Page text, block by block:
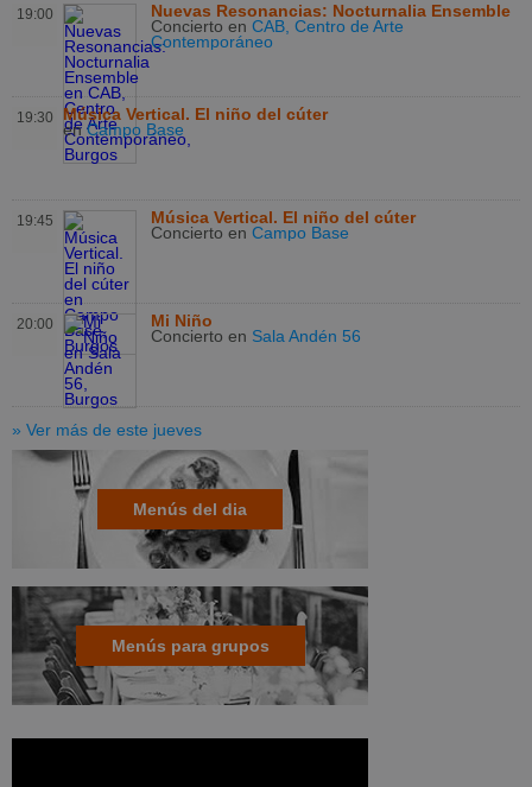
19:00
Nuevas Resonancias: Nocturnalia Ensemble
Concierto en CAB, Centro de Arte
Contemporáneo
19:30
Música Vertical. El niño del cúter
en Campo Base
19:45
Música Vertical. El niño del cúter
Concierto en Campo Base
20:00
Mi Niño
Concierto en Sala Andén 56
» Ver más de este jueves
Menús del dia
Menús para grupos